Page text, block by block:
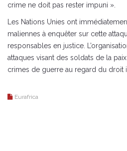
crime ne doit pas rester impuni ».
Les Nations Unies ont
maliennes à enquêter sur cette
responsables en justice.
attaques visant des soldats de la
crimes de guerre au regard du droit
Eurafrica